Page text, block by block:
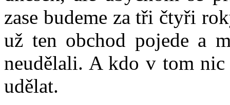
zase budeme za tři čtyři
už ten obchod pojede a
neudělali. A kdo v tom nic
udělat.